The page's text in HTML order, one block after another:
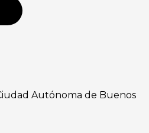
Autónoma de Buenos